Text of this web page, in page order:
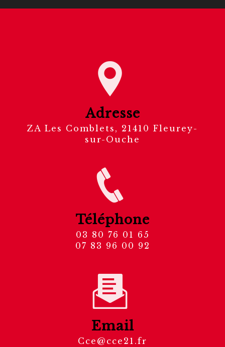
Adresse
ZA Les Comblets, 21410 Fleurey-
sur-Ouche
Téléphone
03 80 76 01 65
07 83 96 00 92
Email
cce@cce21.fr